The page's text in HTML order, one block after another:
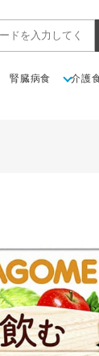
腎臓病食 介護